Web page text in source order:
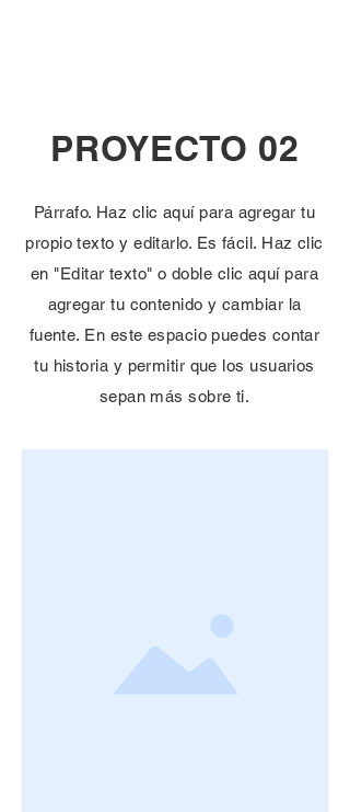
PROYECTO 02
Párrafo. Haz clic aquí para agregar tu
propio texto y editarlo. Es fácil. Haz clic
en "Editar texto" o doble clic aquí para
agregar tu contenido y cambiar la
fuente. En este espacio puedes contar
tu historia y permitir que los usuarios
sepan más sobre ti.